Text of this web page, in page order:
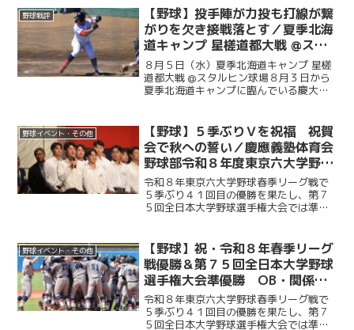
ティアリーグの選抜チームと試合を行っ
た。初回に今津慶介（総４...
野球戦評
【野球】投手陣が力投も打線が繋
がりを欠き接戦落とす／夏季北海
道キャンプ 星槎道都大戦 @スタ
ルヒン球場
８月５日（水）夏季北海道キャンプ 星槎
道都大戦 @スタルヒン球場８月３日から
夏季北海道キャンプに臨んでいる慶大。
（商４・慶應）が相手打線に得点を許
し、２点を追う展開に。そ...
野球イベント・その他
【野球】５季ぶりＶを祝福 祝賀
会で秋への誓い／慶應義塾体育会
野球部令和８年度東京六大学野球
春季リーグ戦優勝 祝賀会～前編
～
令和８年東京六大学野球春季リーグ戦で
５季ぶり４１回目の優勝を果たし、第７
５回全日本大学野球選手権大会では準優
人が集まり、選手たちの健闘をたたえ
た。前編では、堀井監督の挨...
野球イベント・その他
【野球】祝・令和８年春季リーグ
戦優勝＆第７５回全日本大学野球
選手権大会準優勝 OB・関係者
からのお祝いメッセージ
令和８年東京六大学野球春季リーグ戦で
５季ぶり４１回目の優勝を果たし、第７
５回全日本大学野球選手権大会では準優